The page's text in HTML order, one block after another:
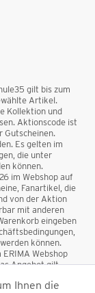
gilt bis zum
Artikel.
Kollektion und
Aktionscode ist
Gutscheinen.
Es gelten im
die unter
können.
im Webshop auf
Fanartikel, die
von der Aktion
mit anderen
eingeben
können.
Webshop
Angebot gilt
Der
Ihnen die